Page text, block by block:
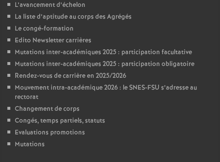
L’avancement d’échelon
La liste d’aptitude au corps des Agrégés
Le congé-formation
Edito Newsletter carrières
Mutations inter-académiques 2025 : participation facultative
Mutations inter-académiques 2025 : participation obligatoire
Rendez-vous de carrière en 2025/2026
Mouvement intra-académique 2026 : le SNES-FSU s’adresse au
rectorat
Changement de corps
Congés, temps partiels, statuts
Evaluations promotions
Mutations